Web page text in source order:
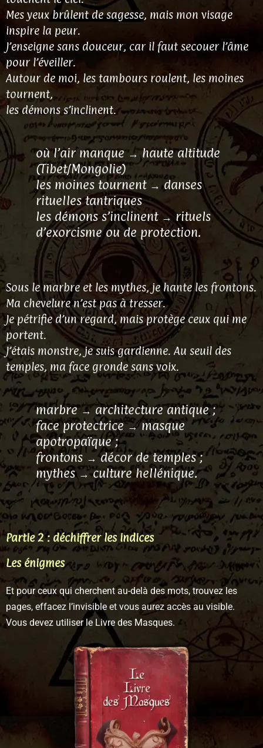
Mes yeux brûlent de sagesse, mais mon visage
inspire la peur.
J’enseigne sans douceur, car il faut secouer l’âme
pour l’éveiller.
Autour de moi, les tambours roulent, les moines
tournent,
les démons s’inclinent.
où l’air manque → haute altitude
(Tibet/Mongolie)
les moines tournent → danses
rituelles tantriques
les démons s’inclinent → rituels
d’exorcisme ou de protection.
Sous le marbre et les mythes, je hante les frontons.
Ma chevelure n’est pas à tresser.
Je pétrifie d’un regard, mais protège ceux qui me
portent.
J’étais monstre, je suis gardienne. Au seuil des
temples, ma face gronde sans voix.
marbre → architecture antique ;
face protectrice → masque
apotropaïque ;
frontons → décor de temples ;
mythes → culture hellénique.
Partie 2 : déchiffrer les indices
Les énigmes
Et pour ceux qui cherchent au-delà des mots, trouvez les
pages, effacez l’invisible et vous aurez accès au visible.
Vous devez utiliser le Livre des Masques.